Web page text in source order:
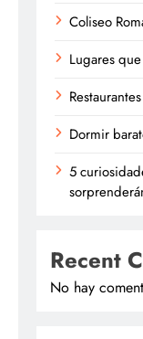
Coliseo
Lugares
Dormir
5
Recent
No hay